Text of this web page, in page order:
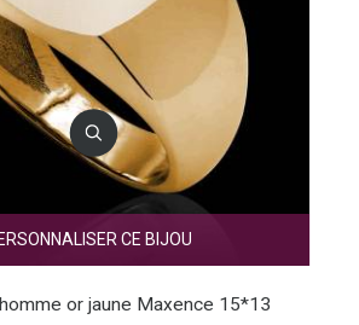
CE BIJOU
or jaune Maxence 15*13